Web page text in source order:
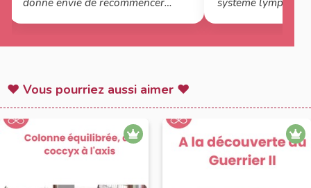
donne envie de recommencer
système
notable sur les
Mireille, Namaste !
♥ Vous pourriez aussi aimer ♥